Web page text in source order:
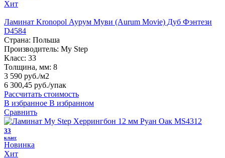
Хит
Ламинат Kronopol Аурум Муви (Aurum Movie) Дуб Фэнтези
D4584
Страна: Польша
Производитель: My Step
Класс: 33
Толщина, мм: 8
3 590 руб./м2
6 300,45 руб./упак
Рассчитать стоимость
В избранное В избранном
Сравнить
33
класс
Новинка
Хит